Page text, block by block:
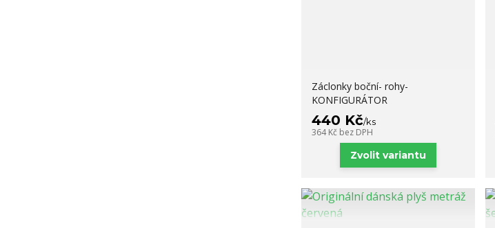
Záclonky boční- rohy-
KONFIGURÁTOR
440 Kč/ks
364 Kč bez DPH
Zvolit variantu